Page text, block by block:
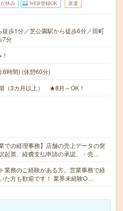
休み WEB登録OK 派遣
徒歩1分／芝公園駅から徒歩6分／田町
7分
時間) (休憩60分)
期（3カ月以上） ★8月～OK！
での経理事務】店舗の売上データの突
起票、経費支払申請の承認、・売…
業務のご経験がある方。営業事務で経
た方も歓迎です！ 業界未経験O…